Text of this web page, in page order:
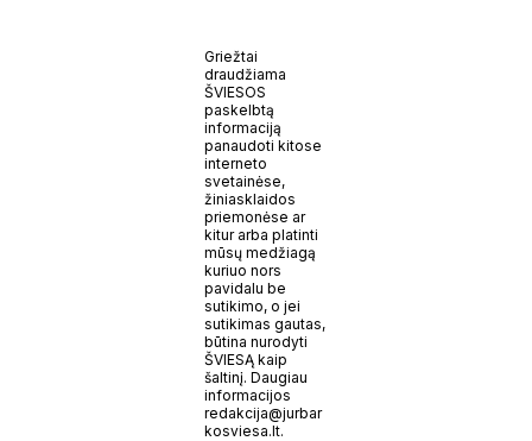
Griežtai
draudžiama
ŠVIESOS
paskelbtą
informaciją
panaudoti kitose
interneto
svetainėse,
žiniasklaidos
priemonėse ar
kitur arba platinti
mūsų medžiagą
kuriuo nors
pavidalu be
sutikimo, o jei
sutikimas gautas,
būtina nurodyti
ŠVIESĄ kaip
šaltinį. Daugiau
informacijos
redakcija@jurbar
kosviesa.lt.